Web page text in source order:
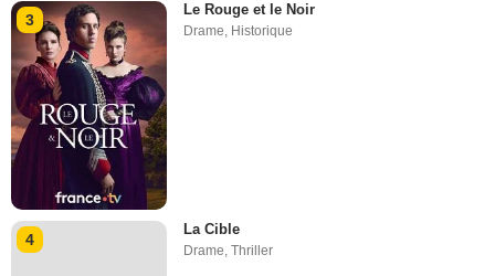
3
Le Rouge et le Noir
Drame, Historique
4
La Cible
Drame ,Thriller